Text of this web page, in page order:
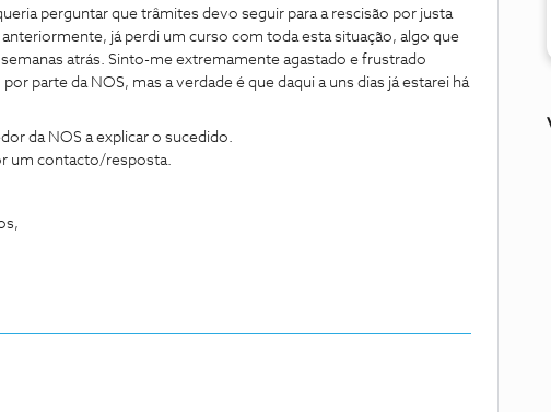
perguntar que trâmites devo seguir para a rescisão por justa
já perdi um curso com toda esta situação, algo que
atrás. Sinto-me extremamente agastado e frustrado
parte da NOS, mas a verdade é que daqui a uns dias já estarei há
da NOS a explicar o sucedido.
um contacto/resposta.